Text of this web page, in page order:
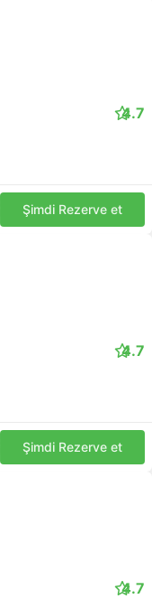
4.7
Şimdi Rezerve et
4.7
Şimdi Rezerve et
4.7